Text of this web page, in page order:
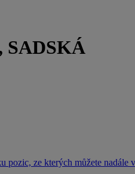
SADSKÁ
pozic, ze kterých můžete nadále